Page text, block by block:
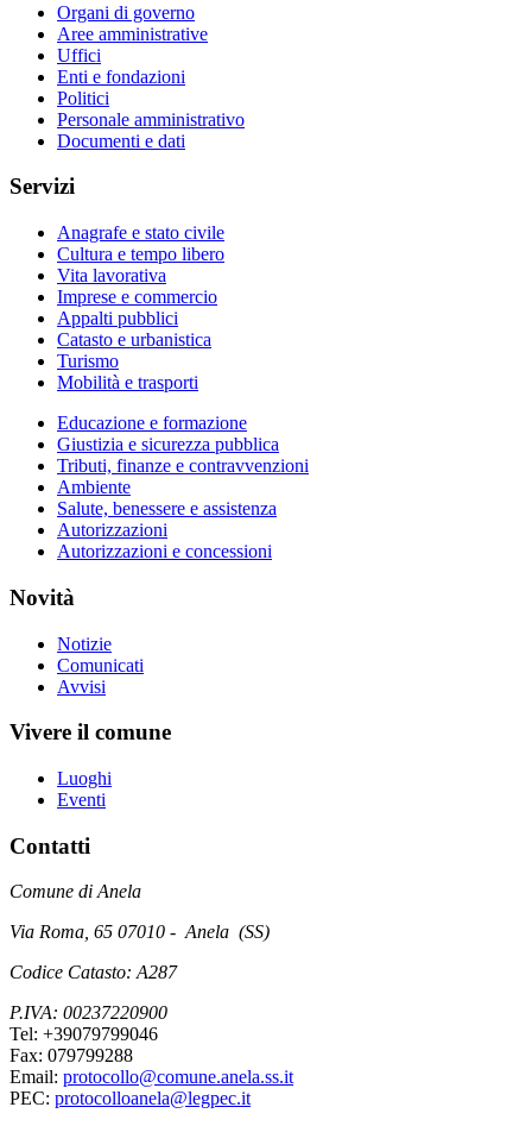
Organi di governo
Aree amministrative
Uffici
Enti e fondazioni
Politici
Personale amministrativo
Documenti e dati
Servizi
Anagrafe e stato civile
Cultura e tempo libero
Vita lavorativa
Imprese e commercio
Appalti pubblici
Catasto e urbanistica
Turismo
Mobilità e trasporti
Educazione e formazione
Giustizia e sicurezza pubblica
Tributi, finanze e contravvenzioni
Ambiente
Salute, benessere e assistenza
Autorizzazioni
Autorizzazioni e concessioni
Novità
Notizie
Comunicati
Avvisi
Vivere il comune
Luoghi
Eventi
Contatti
Comune di Anela
Via Roma, 65 07010 - Anela (SS)
Codice Catasto: A287
P.IVA: 00237220900
Tel: +39079799046
Fax: 079799288
Email: protocollo@comune.anela.ss.it
PEC: protocolloanela@legpec.it